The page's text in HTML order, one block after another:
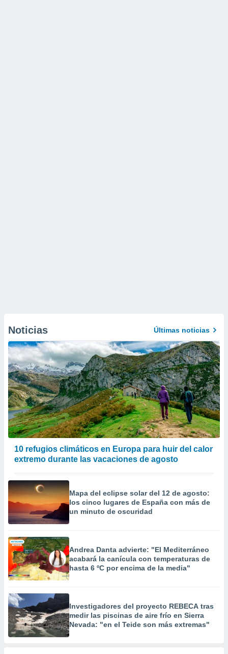
Noticias Últimas noticias
10 refugios climáticos en Europa para huir del calor
extremo durante las vacaciones de agosto
Mapa del eclipse solar del 12 de agosto:
los cinco lugares de España con más de
un minuto de oscuridad
Andrea Danta advierte: "El Mediterráneo
acabará la canícula con temperaturas de
hasta 6 ºC por encima de la media"
Investigadores del proyecto REBECA tras
medir las piscinas de aire frío en Sierra
Nevada: "en el Teide son más extremas"